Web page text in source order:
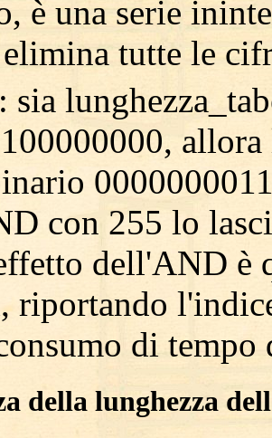
è una serie
tutte le
sia
con 255 lo
dell'AND è
riportando
di tempo
della lunghezza